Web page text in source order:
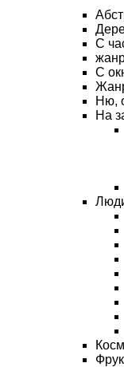
С
С
Ню,
На